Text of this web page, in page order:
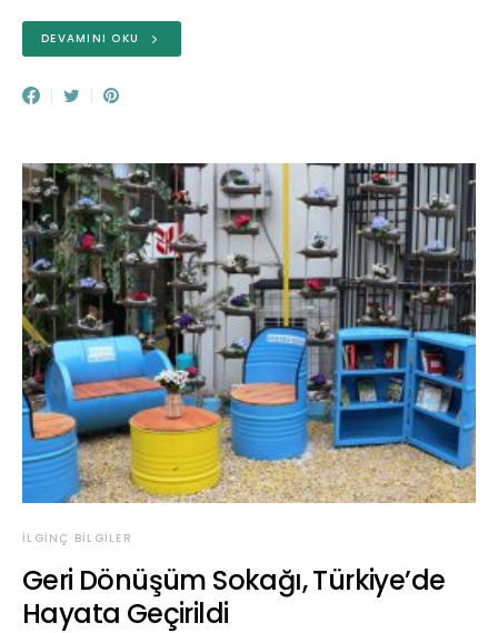
DEVAMINI OKU
İLGINÇ BILGILER
Geri Dönüşüm Sokağı, Türkiye’de
Hayata Geçirildi